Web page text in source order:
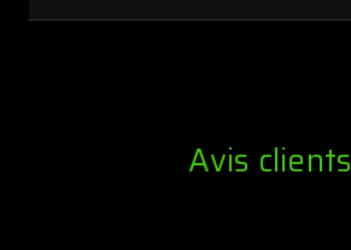
compte.
Avis clients